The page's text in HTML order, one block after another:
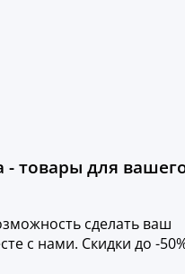
- товары для
сделать ваш
с нами. Скидки до -